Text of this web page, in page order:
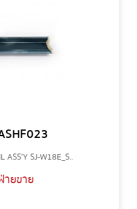
ASS'Y SJ-W18E_S..
ยขาย